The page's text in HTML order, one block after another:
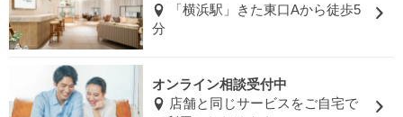
「横浜駅」きた東口Aから徒歩5
分
オンライン相談受付中
店舗と同じサービスをご自宅で